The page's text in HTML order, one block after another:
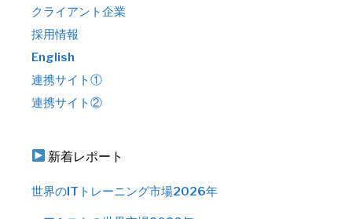
クライアント企業
採用情報
English
連携サイト①
連携サイト②
新着レポート
世界のITトレーニング市場2026年